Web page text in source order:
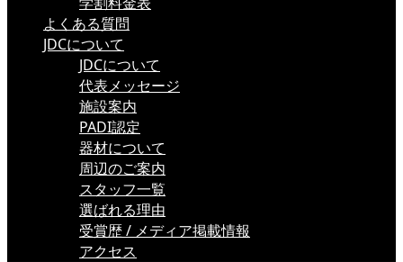
よくある質問
JDCについて
JDCについて
代表メッセージ
施設案内
PADI認定
器材について
周辺のご案内
スタッフ一覧
選ばれる理由
受賞歴 / メディア掲載情報
アクセス